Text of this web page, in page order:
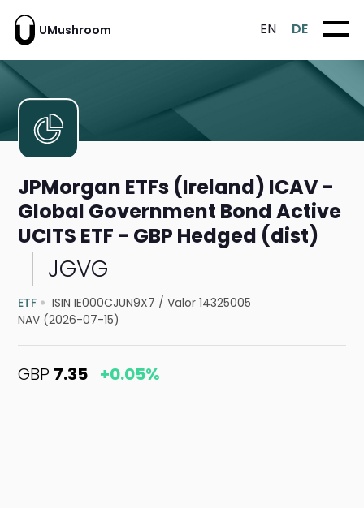
UMushroom EN DE
JPMorgan ETFs (Ireland) ICAV -
Global Government Bond Active
UCITS ETF - GBP Hedged (dist)
JGVG
ETF ISIN IE000CJUN9X7 /Valor 14325005
NAV (2026-07-15)
GBP 7.35 +0.05%